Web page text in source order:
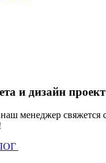
и дизайн проект
наш менеджер свяжется